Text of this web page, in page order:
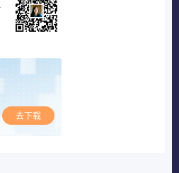
去下载